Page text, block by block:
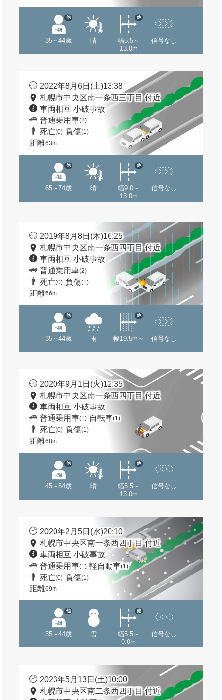
35～44歳
他
晴
幅5.5～
13.0m
他
信号なし
2022年8月6日(土)13:38
札幌市中央区南一条西三丁目 付近
車両相互 小破事故
普通乗用車(2)
死亡(0) 負傷(1)
距離63m
65～74歳
他
晴
幅9.0～
13.0m
他
信号なし
2019年8月8日(木)16:25
札幌市中央区南一条西四丁目 付近
車両相互 小破事故
普通乗用車(2)
死亡(0) 負傷(1)
距離66m
35～44歳
他
雨 幅19.5m～
他
信号なし
2020年9月1日(火)12:35
札幌市中央区南一条西四丁目 付近
車両相互 小破事故
普通乗用車(1) 自転車(1)
死亡(0) 負傷(1)
距離68m
45～54歳
他
晴
幅5.5～
13.0m
他
信号なし
2020年2月5日(水)20:10
札幌市中央区南一条西四丁目 付近
車両相互 小破事故
普通乗用車(1) 軽自動車(1)
死亡(0) 負傷(1)
距離69m
35～44歳
他
雪
幅5.5～
9.0m
他
信号なし
2023年5月13日(土)10:00
札幌市中央区南二条西四丁目 付近